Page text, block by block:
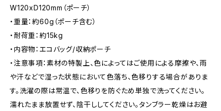
W120xD120mm（ポーチ）
・重量：約60g（ポーチ含む）
・耐荷重：約15kg
・内容物：エコバッグ/収納ポーチ
・注意事項：素材の特製上、色によってはご使用による摩擦や、雨
や汗などで湿った状態において色落ち、色移りする場合がありま
す。洗濯の際は常温で、色移りを防ぐため単独で洗ってください。
濡れたまま放置せず、陰干ししてください。タンブラー乾燥はお避